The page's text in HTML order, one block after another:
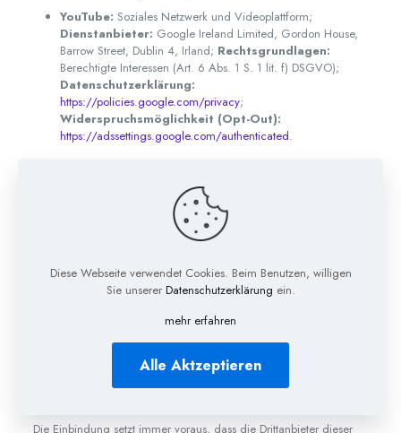
YouTube: Soziales Netzwerk und Videoplattform;
Dienstanbieter: Google Ireland Limited, Gordon House,
Barrow Street, Dublin 4, Irland; Rechtsgrundlagen:
Berechtigte Interessen (Art. 6 Abs. 1 S. 1 lit. f) DSGVO);
Datenschutzerklärung:
https://policies.google.com/privacy;
Widerspruchsmöglichkeit (Opt-Out):
https://adssettings.google.com/authenticated.
Plugins und
eingebettete
Funktionen sowie
Inhalte
Wir binden in unser Onlineangebot Funktions- und Inhaltselemente
ein, die von den Servern ihrer jeweiligen Anbieter (nachfolgend
bezeichnet als „Drittanbieter”) bezogen werden. Dabei kann es
Die Einbindung setzt immer voraus, dass die Drittanbieter dieser
Diese Webseite verwendet Cookies. Beim Benutzen, willigen
Sie unserer Datenschutzerklärung ein.
mehr erfahren
Alle Aktzeptieren